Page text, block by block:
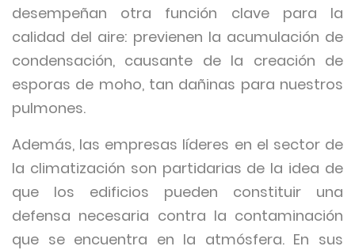
desempeñan otra función clave para la
calidad del aire: previenen la acumulación de
condensación, causante de la creación de
esporas de moho, tan dañinas para nuestros
pulmones.
Además, las empresas líderes en el sector de
la climatización son partidarias de la idea de
que los edificios pueden constituir una
defensa necesaria contra la contaminación
que se encuentra en la atmósfera. En sus